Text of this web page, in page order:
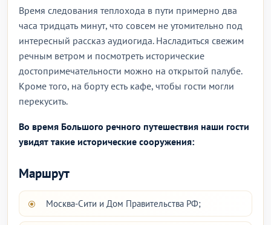
Время следования теплохода в пути примерно два
часа тридцать минут, что совсем не утомительно под
интересный рассказ аудиогида. Насладиться свежим
речным ветром и посмотреть исторические
достопримечательности можно на открытой палубе.
Кроме того, на борту есть кафе, чтобы гости могли
перекусить.
Во время Большого речного путешествия наши гости
увидят такие исторические сооружения:
Маршрут
Москва-Сити и Дом Правительства РФ;